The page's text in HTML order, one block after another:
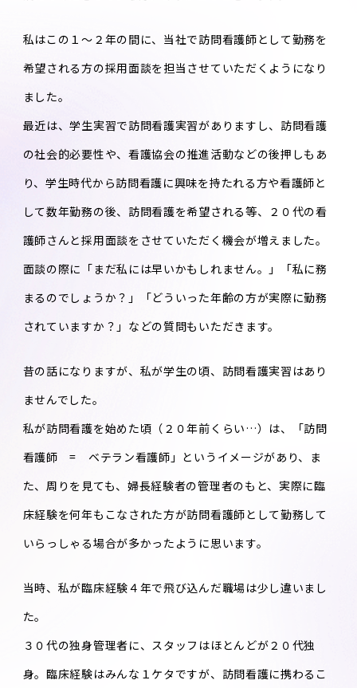
私はこの１～２年の間に、当社で訪問看護師として勤務を
希望される方の採用面談を担当させていただくようになり
ました。
最近は、学生実習で訪問看護実習がありますし、訪問看護
の社会的必要性や、看護協会の推進活動などの後押しもあ
り、学生時代から訪問看護に興味を持たれる方や看護師と
して数年勤務の後、訪問看護を希望される等、２０代の看
護師さんと採用面談をさせていただく機会が増えました。
面談の際に「まだ私には早いかもしれません。」「私に務
まるのでしょうか？」「どういった年齢の方が実際に勤務
されていますか？」などの質問もいただきます。
昔の話になりますが、私が学生の頃、訪問看護実習はあり
ませんでした。
私が訪問看護を始めた頃（２０年前くらい…）は、「訪問
看護師 = ベテラン看護師」というイメージがあり、ま
た、周りを見ても、婦長経験者の管理者のもと、実際に臨
床経験を何年もこなされた方が訪問看護師として勤務して
いらっしゃる場合が多かったように思います。
当時、私が臨床経験４年で飛び込んだ職場は少し違いまし
た。
３０代の独身管理者に、スタッフはほとんどが２０代独
身。臨床経験はみんな１ケタですが、訪問看護に携わるこ